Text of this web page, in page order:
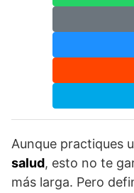
Aunque practiques
salud, esto no te
más larga. Pero